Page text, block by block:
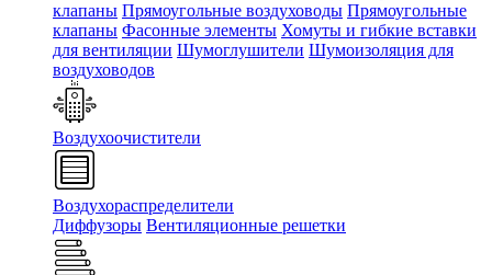
клапаны Прямоугольные воздуховоды Прямоугольные
клапаны Фасонные элементы Хомуты и гибкие вставки
для вентиляции Шумоглушители Шумоизоляция для
воздуховодов
Воздухоочистители
Воздухораспределители
Диффузоры Вентиляционные решетки